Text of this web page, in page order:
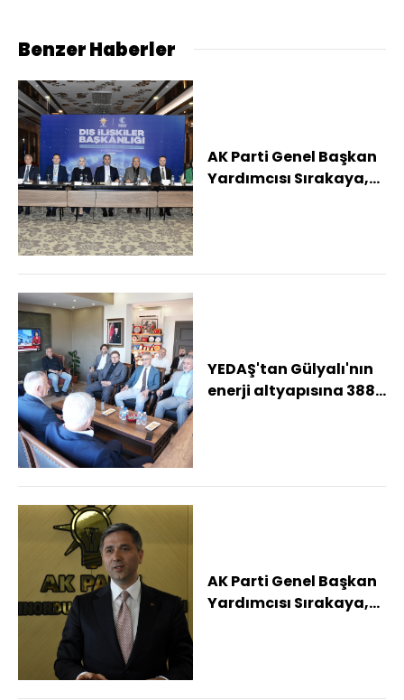
Benzer Haberler
AK Parti Genel Başkan
Yardımcısı Sırakaya,
YEDAŞ'tan Gülyalı'nın
enerji altyapısına 388
AK Parti Genel Başkan
Yardımcısı Sırakaya,